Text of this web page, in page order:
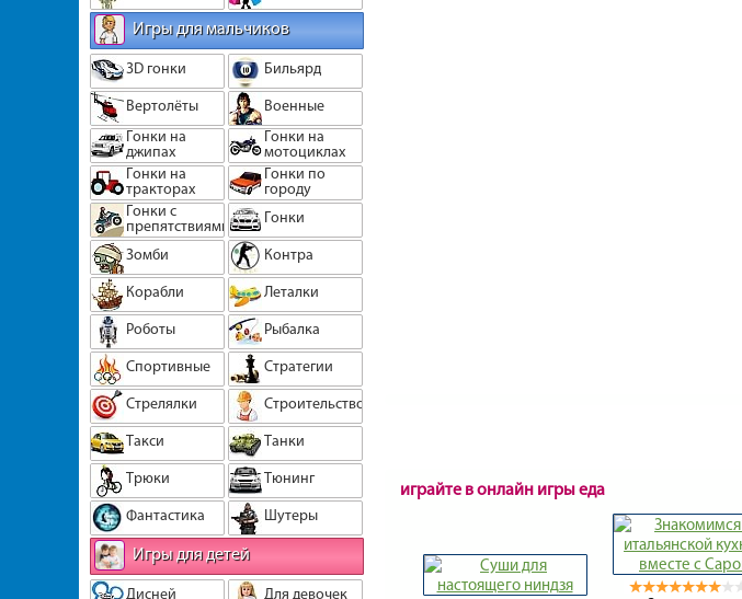
Игры для мальчиков
3D гонки
Бильярд
Вертолёты
Военные
Гонки на
джипах
Гонки на
мотоциклах
Гонки на
тракторах
Гонки по
городу
Гонки с
препятствиями
Гонки
Зомби
Контра
Корабли
Леталки
Роботы
Рыбалка
Спортивные
Стратегии
Стрелялки
Строительство
Такси
Танки
Трюки
Тюнинг
Фантастика
Шутеры
Игры для детей
Дисней
Для девочек
играйте в онлайн игры еда